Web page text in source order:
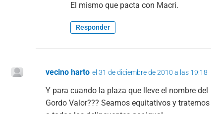
El mismo que pacta con Macri.
Responder
vecino harto el 31 de diciembre de 2010 a las 19:18
Y para cuando la plaza que lleve el nombre del
Gordo Valor??? Seamos equitativos y tratemos